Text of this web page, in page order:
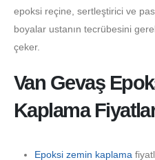
epoksi reçine, sertleştirici ve
boyalar ustanın tecrübesini
çeker.
Van Gevaş
Kaplama
Epoksi zemin kaplama